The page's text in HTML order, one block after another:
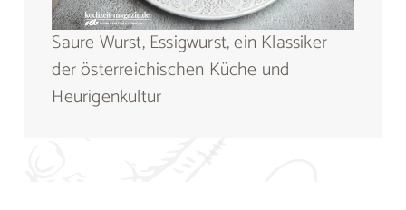
Saure Wurst, Essigwurst, ein Klassiker
der österreichischen Küche und
Heurigenkultur